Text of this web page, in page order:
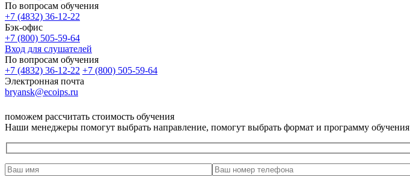
По вопросам обучения
+7 (4832) 36-12-22
Бэк-офис
+7 (800) 505-59-64
Вход для слушателей
По вопросам обучения
+7 (4832) 36-12-22 +7 (800) 505-59-64
Электронная почта
bryansk@ecoips.ru
поможем рассчитать стоимость обучения
Наши менеджеры помогут выбрать направление, помогут выбрать формат и программу обучения